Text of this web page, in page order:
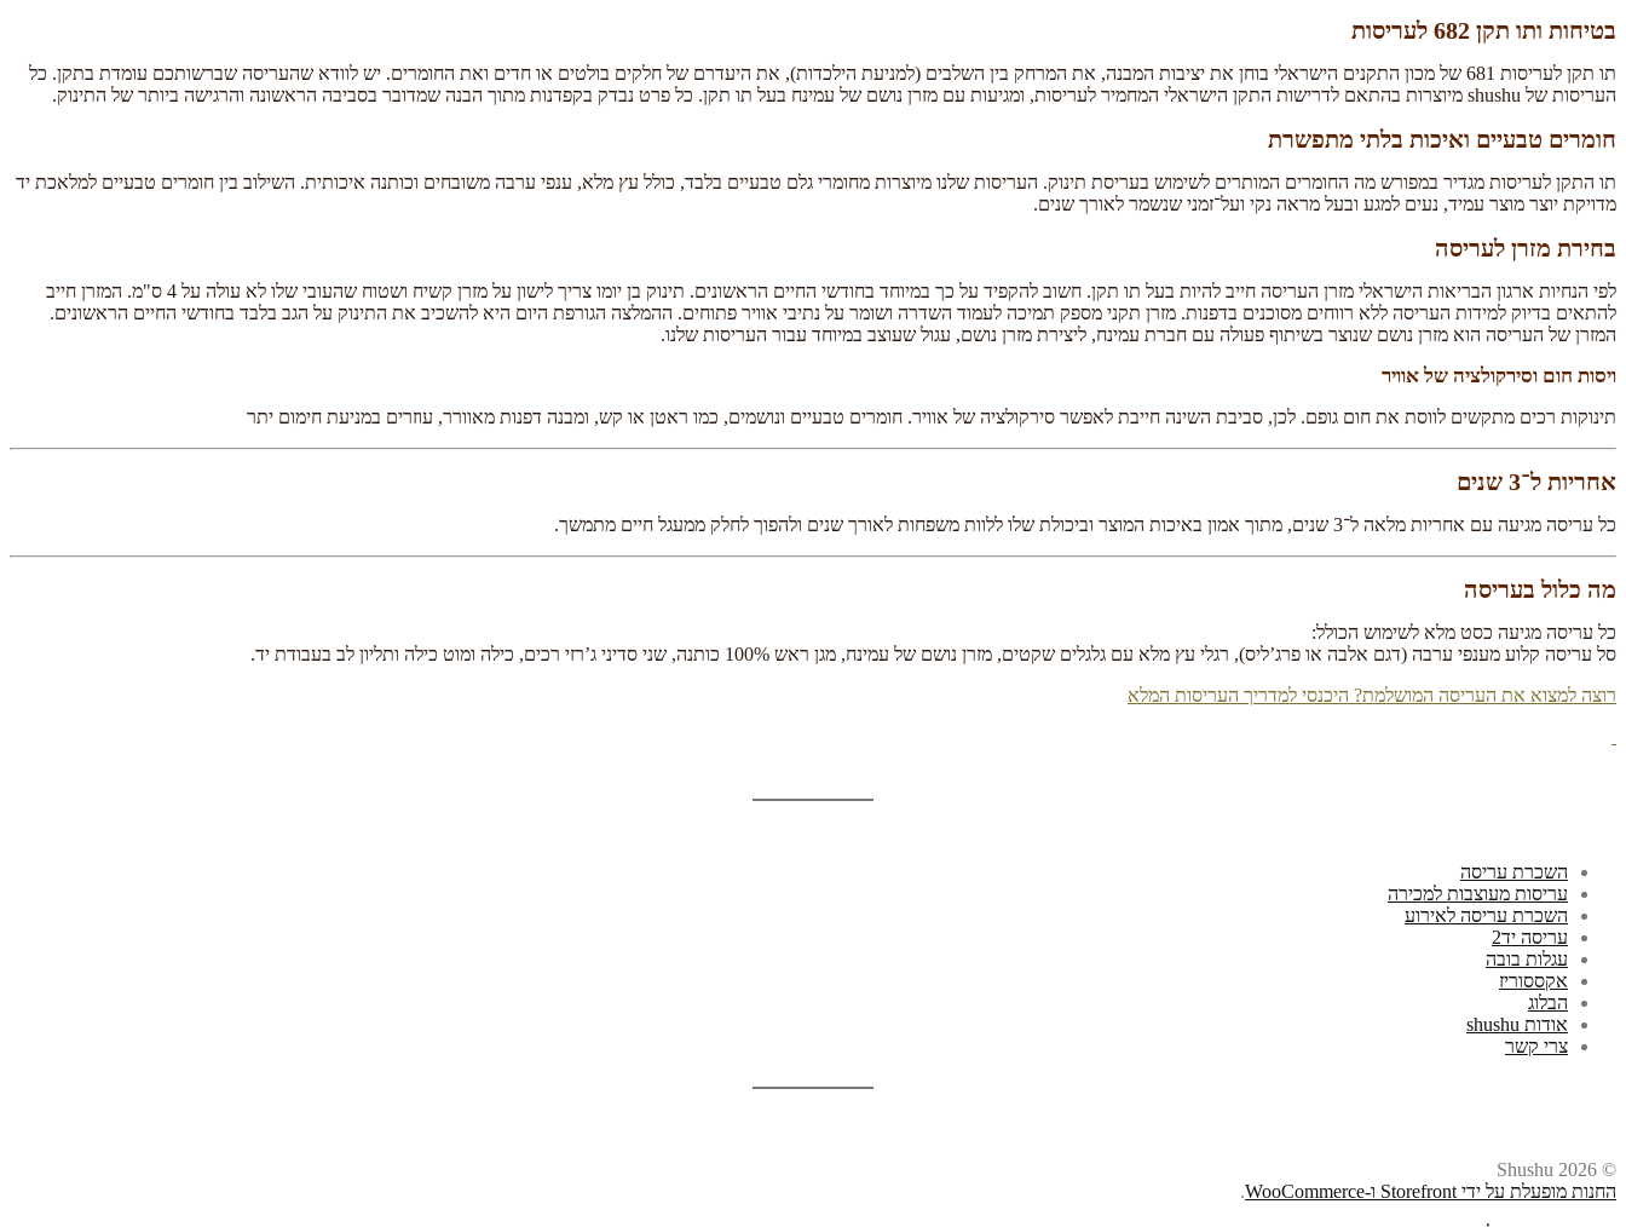
בטיחות ותו תקן 682 לעריסות
תו תקן לעריסות 681 של מכון התקנים הישראלי בוחן את יציבות המבנה, את המרחק בין השלבים (למניעת הילכדות), את היעדרם של חלקים בולטים או חדים ואת החומרים. יש לוודא שהעריסה שברשותכם עומדת בתקן. כל
העריסות של shushu מיוצרות בהתאם לדרישות התקן הישראלי המחמיר לעריסות, ומגיעות עם מזרן נושם של עמינח בעל תו תקן. כל פרט נבדק בקפדנות מתוך הבנה שמדובר בסביבה הראשונה והרגישה ביותר של התינוק.
חומרים טבעיים ואיכות בלתי מתפשרת
תו התקן לעריסות מגדיר במפורש מה החומרים המותרים לשימוש בעריסת תינוק. העריסות שלנו מיוצרות מחומרי גלם טבעיים בלבד, כולל עץ מלא, ענפי ערבה משובחים וכותנה איכותית. השילוב בין חומרים טבעיים למלאכת יד
מדויקת יוצר מוצר עמיד, נעים למגע ובעל מראה נקי ועל־זמני שנשמר לאורך שנים.
בחירת מזרן לעריסה
לפי הנחיות ארגון הבריאות הישראלי מזרן העריסה חייב להיות בעל תו תקן. חשוב להקפיד על כך במיוחד בחודשי החיים הראשונים. תינוק בן יומו צריך לישון על מזרן קשיח ושטוח שהעובי שלו לא עולה על 4 ס"מ
. המזרן חייב
להתאים בדיוק למידות העריסה ללא רווחים מסוכנים בדפנות. מזרן תקני מספק תמיכה לעמוד השדרה ושומר על נתיבי אוויר פתוחים. ההמלצה הגורפת היום היא להשכיב את התינוק על הגב בלבד בחודשי החיים הראשונים.
המזרן של העריסה הוא מזרן נושם שנוצר בשיתוף פעולה עם חברת עמינח, ליצירת מזרן נושם, עגול שעוצב במיוחד עבור העריסות שלנו.
ויסות חום וסירקולציה של אוויר
תינוקות רכים מתקשים לווסת את חום גופם. לכן, סביבת השינה חייבת לאפשר סירקולציה של אוויר. חומרים טבעיים ונושמים, כמו ראטן או קש, ומבנה דפנות מאוורר, עוזרים במניעת חימום יתר
אחריות ל־3 שנים
כל עריסה מגיעה עם אחריות מלאה ל־3 שנים, מתוך אמון באיכות המוצר וביכולת שלו ללוות משפחות לאורך שנים ולהפוך לחלק ממעגל חיים מתמשך.
מה כלול בעריסה
כל עריסה מגיעה כסט מלא לשימוש הכולל:
סל עריסה קלוע מענפי ערבה (דגם אלבה או פרג’ליס), רגלי עץ מלא עם גלגלים שקטים, מזרן נושם של עמינח, מגן ראש 100% כותנה, שני סדיני ג’רזי רכים, כילה ומוט כילה ותליון לב בעבודת יד.
רוצה למצוא את העריסה המושלמת? היכנסי למדריך העריסות המלא
השכרת עריסה
עריסות מעוצבות למכירה
השכרת עריסה לאירוע
עריסה יד2
עגלות בובה
אקססוריז
הבלוג
אודות shushu
צרי קשר
© Shushu 2026
החנות מופעלת על ידי Storefront ו-WooCommerce
.